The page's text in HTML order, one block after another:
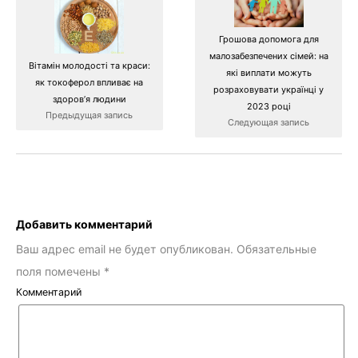
Вітамін молодості та краси:
як токоферол впливає на
здоров’я людини
Предыдущая запись
Грошова допомога для
малозабезпечених сімей: на
які виплати можуть
розраховувати українці у
2023 році
Следующая запись
Добавить комментарий
Ваш адрес email не будет опубликован. Обязательные
поля помечены *
Комментарий